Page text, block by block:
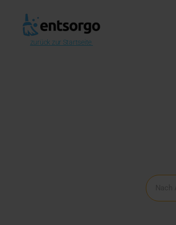
zurück zur Startseite